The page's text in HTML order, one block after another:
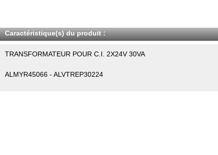
Caractéristique(s) du produit :
TRANSFORMATEUR POUR C.I. 2X24V 30VA
ALMYR45066 - ALVTREP30224